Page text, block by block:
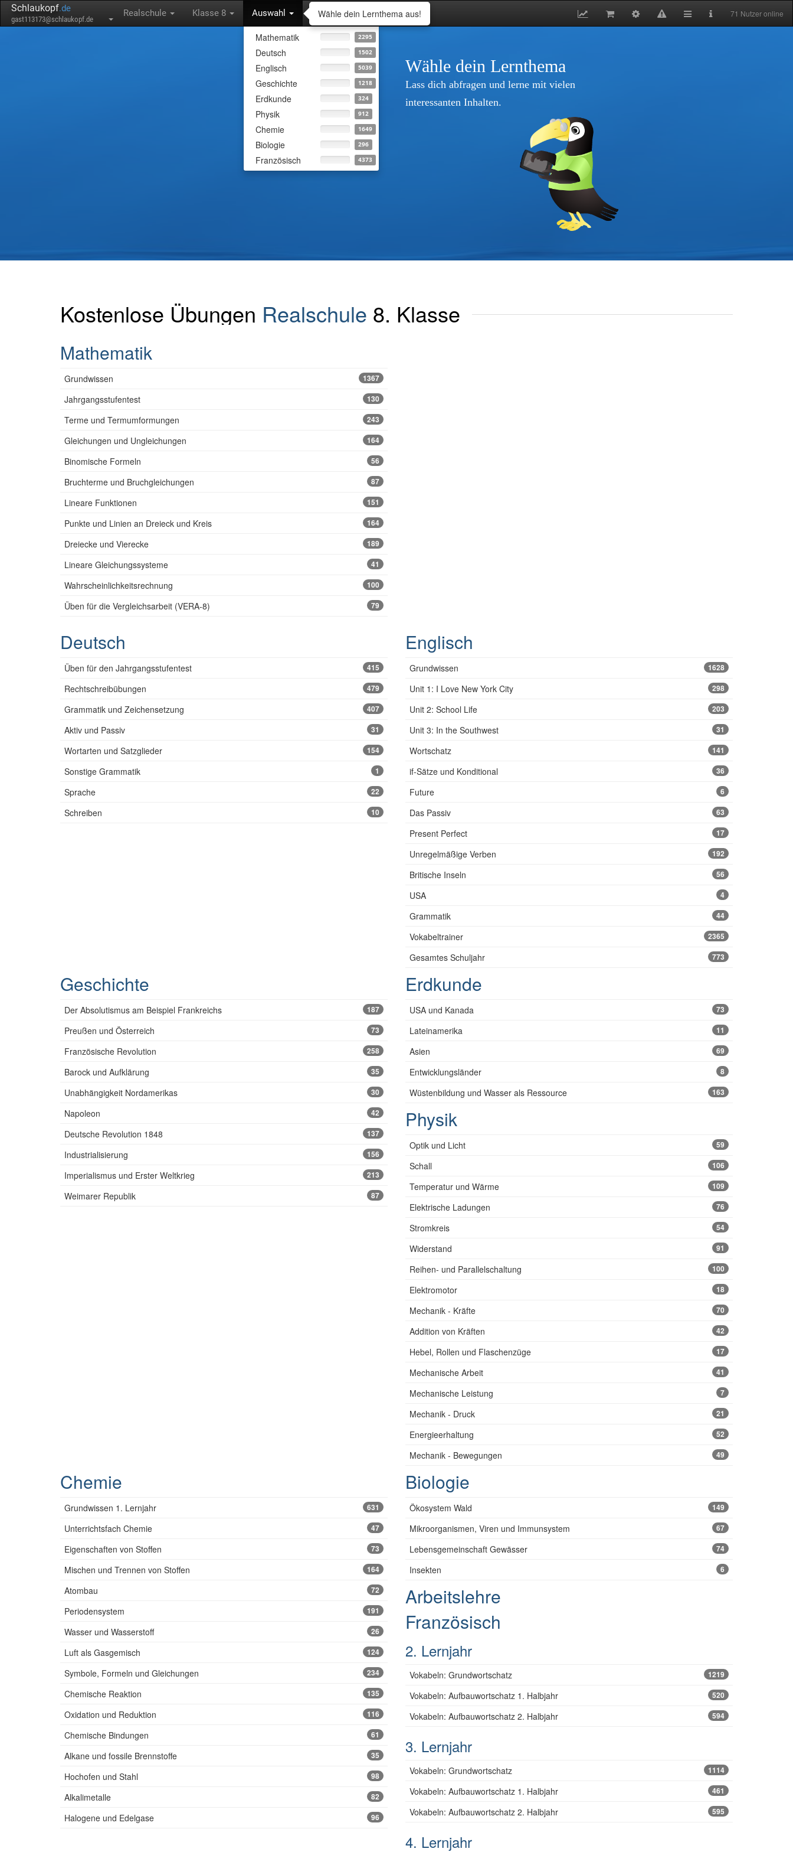
Schlaukopf.de
gast113173@schlaukopf.de
Realschule Klasse 8 Auswahl
Mathematik 2295
Deutsch 1502
Englisch 5039
Geschichte 1218
Erdkunde 324
Physik 912
Chemie 1649
Biologie 296
Französisch 4373
71 Nutzer online
Wähle dein Lernthema
Lass dich abfragen und lerne mit vielen
interessanten Inhalten.
Kostenlose Übungen Realschule 8. Klasse
Mathematik
Grundwissen 1367
Jahrgangsstufentest 130
Terme und Termumformungen 243
Gleichungen und Ungleichungen 164
Binomische Formeln 56
Bruchterme und Bruchgleichungen 87
Lineare Funktionen 151
Punkte und Linien an Dreieck und Kreis 164
Dreiecke und Vierecke 189
Lineare Gleichungssysteme 41
Wahrscheinlichkeitsrechnung 100
Üben für die Vergleichsarbeit (VERA-8) 79
Deutsch
Üben für den Jahrgangsstufentest 415
Rechtschreibübungen 479
Grammatik und Zeichensetzung 407
Aktiv und Passiv 31
Wortarten und Satzglieder 154
Sonstige Grammatik 1
Sprache 22
Schreiben 10
Englisch
Grundwissen 1628
Unit 1: I Love New York City 298
Unit 2: School Life 203
Unit 3: In the Southwest 31
Wortschatz 141
if-Sätze und Konditional 36
Future 6
Das Passiv 63
Present Perfect 17
Unregelmäßige Verben 192
Britische Inseln 56
USA 4
Grammatik 44
Vokabeltrainer 2365
Gesamtes Schuljahr 773
Geschichte
Der Absolutismus am Beispiel Frankreichs 187
Preußen und Österreich 73
Französische Revolution 258
Barock und Aufklärung 35
Unabhängigkeit Nordamerikas 30
Napoleon 42
Deutsche Revolution 1848 137
Industrialisierung 156
Imperialismus und Erster Weltkrieg 213
Weimarer Republik 87
Erdkunde
USA und Kanada 73
Lateinamerika 11
Asien 69
Entwicklungsländer 8
Wüstenbildung und Wasser als Ressource 163
Physik
Optik und Licht 59
Schall 106
Temperatur und Wärme 109
Elektrische Ladungen 76
Stromkreis 54
Widerstand 91
Reihen- und Parallelschaltung 100
Elektromotor 18
Mechanik - Kräfte 70
Addition von Kräften 42
Hebel, Rollen und Flaschenzüge 17
Mechanische Arbeit 41
Mechanische Leistung 7
Mechanik - Druck 21
Energieerhaltung 52
Mechanik - Bewegungen 49
Chemie
Grundwissen 1. Lernjahr 631
Unterrichtsfach Chemie 47
Eigenschaften von Stoffen 73
Mischen und Trennen von Stoffen 164
Atombau 72
Periodensystem 191
Wasser und Wasserstoff 26
Luft als Gasgemisch 124
Symbole, Formeln und Gleichungen 234
Chemische Reaktion 135
Oxidation und Reduktion 116
Chemische Bindungen 61
Alkane und fossile Brennstoffe 35
Hochofen und Stahl 98
Alkalimetalle 82
Halogene und Edelgase 96
Biologie
Ökosystem Wald 149
Mikroorganismen, Viren und Immunsystem 67
Lebensgemeinschaft Gewässer 74
Insekten 6
Arbeitslehre
Französisch
2. Lernjahr
Vokabeln: Grundwortschatz 1219
Vokabeln: Aufbauwortschatz 1. Halbjahr 520
Vokabeln: Aufbauwortschatz 2. Halbjahr 594
3. Lernjahr
Vokabeln: Grundwortschatz 1114
Vokabeln: Aufbauwortschatz 1. Halbjahr 461
Vokabeln: Aufbauwortschatz 2. Halbjahr 595
4. Lernjahr
Wähle dein Lernthema aus!